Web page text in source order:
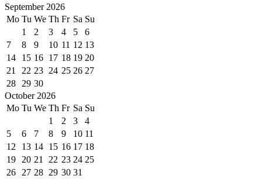
September 2026
Mo Tu We Th Fr Sa Su
1
2 3 4 5
6
7
8 9 10 11 12 13
14
15 16 17 18 19 20
21
22 23 24 25 26 27
28
29 30
October 2026
Mo Tu We Th Fr Sa Su
1
2 3
4
5
6 7 8 9 10 11
12
13 14 15 16 17 18
19
20 21 22 23 24 25
26
27 28 29 30 31